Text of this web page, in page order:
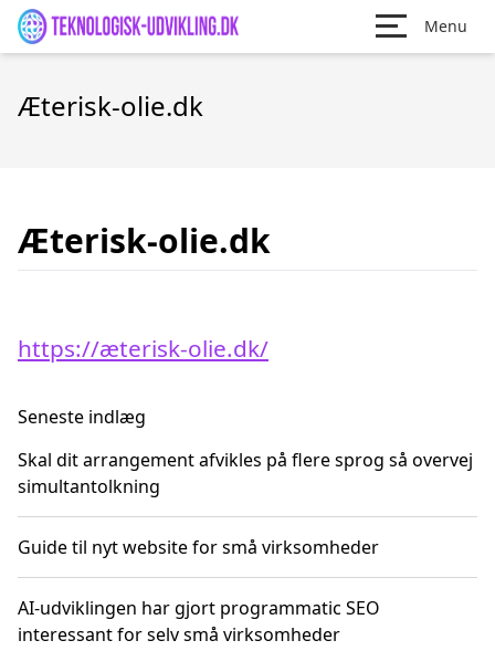
Menu
Æterisk-olie.dk
Æterisk-olie.dk
https://æterisk-olie.dk/
Seneste indlæg
Skal dit arrangement afvikles på flere sprog så overvej
simultantolkning
Guide til nyt website for små virksomheder
AI-udviklingen har gjort programmatic SEO
interessant for selv små virksomheder